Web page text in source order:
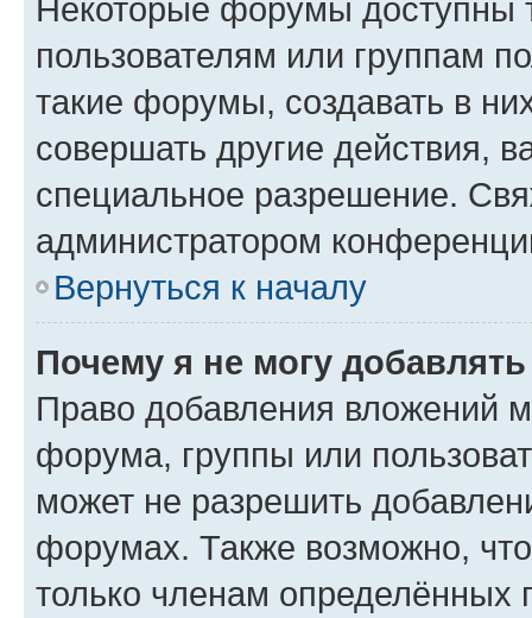
Некоторые форумы доступны
пользователям или группам
такие форумы, создавать в
совершать другие действия,
специальное разрешение.
администратором
Вернуться к началу
Почему я не могу
Право добавления вложений
форума, группы или
может не разрешить
форумах. Также возможно,
только членам определённых